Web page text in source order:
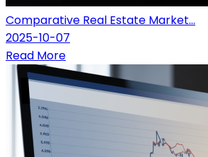
Comparative Real Estate Market...
2025-10-07
Read More